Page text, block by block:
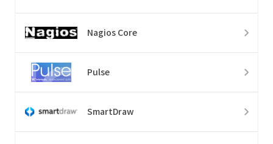
Nagios Core
Pulse
SmartDraw